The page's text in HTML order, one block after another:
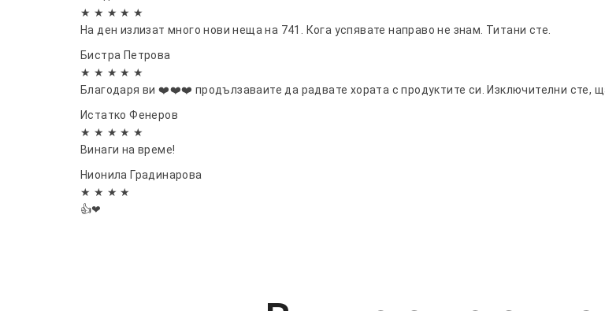
★ ★ ★ ★ ★
На ден излизат много нови неща на 741. Кога успявате направо не знам. Титани сте.
Бистра Петрова
★ ★ ★ ★ ★
Благодаря ви ❤️❤️❤️ продълзаваите да радвате хората с продуктите си. Изключителни
Истатко Фенеров
★ ★ ★ ★ ★
Винаги на време!
Нионила Градинарова
★ ★ ★ ★
👍❤